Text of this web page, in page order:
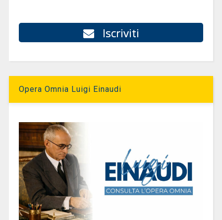
Iscriviti
Opera Omnia Luigi Einaudi